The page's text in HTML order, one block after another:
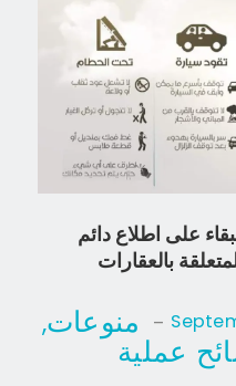
على اطلاع دائم
بالعقارات
- منوعات,
عملية